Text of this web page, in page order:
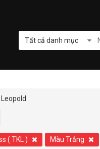
Tất cả danh mục
( TKL ) Màu Trắng